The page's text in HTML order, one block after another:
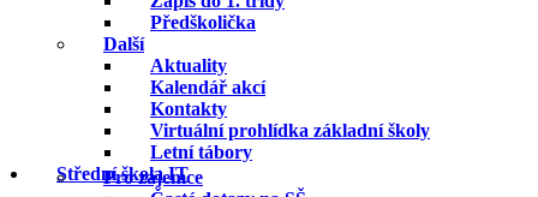
Předškolička
Další
Aktuality
Kalendář akcí
Kontakty
Virtuální prohlídka základní školy
Letní tábory
Střední škola IT
Pro zájemce